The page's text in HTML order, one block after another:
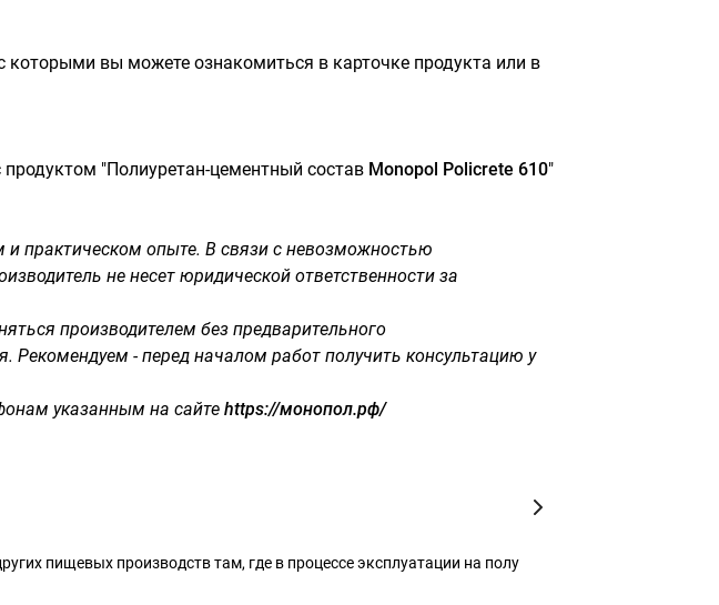
которыми вы можете ознакомиться в карточке продукта или в
"Полиуретан-цементный состав Monopol Policrete 610"
практическом опыте. В связи с невозможностью
не несет юридической ответственности за
производителем без предварительного
Рекомендуем - перед началом работ получить консультацию у
указанным на сайте https://монопол.рф/
пищевых производств там, где в процессе эксплуатации на полу